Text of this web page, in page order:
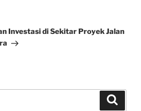
Investasi di Sekitar Proyek Jalan